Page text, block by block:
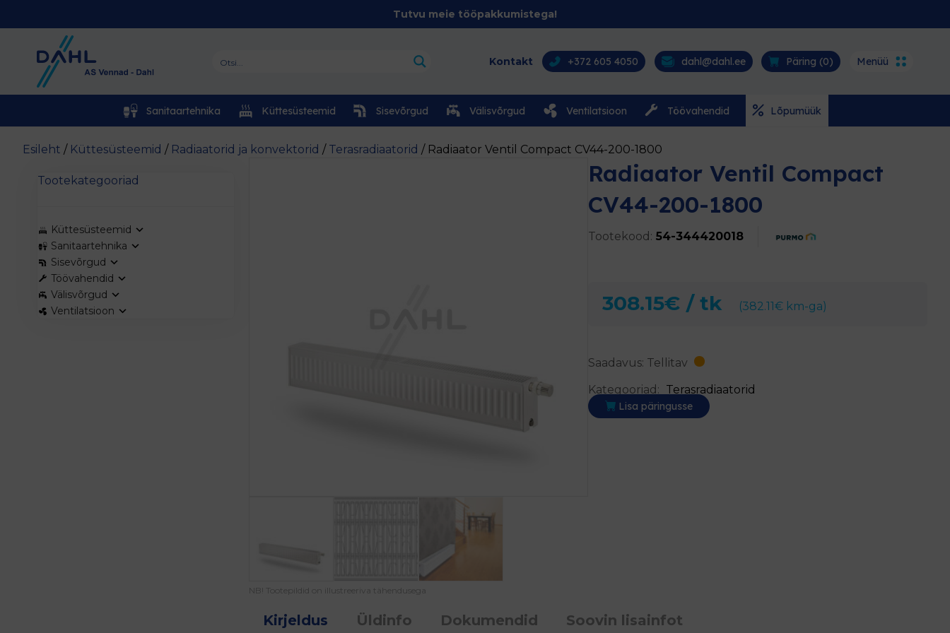
Tutvu meie tööpakkumistega!
Kontakt +372 605 4050 dahl@dahl.ee Päring (0) Menüü
Sanitaartehnika Küttesüsteemid Sisevõrgud Välisvõrgud Ventilatsioon Töövahendid Lõpumüük
Esileht / Küttesüsteemid / Radiaatorid ja konvektorid / Terasradiaatorid / Radiaator Ventil Compact CV44-200-1800
Tootekategooriad
Küttesüsteemid
Sanitaartehnika
Sisevõrgud
Töövahendid
Välisvõrgud
Ventilatsioon
NB! Tootepildid on illustreeriva tähendusega
Radiaator Ventil Compact
CV44-200-1800
Tootekood: 54-344420018
308.15€ / tk (382.11€ km-ga)
Saadavus: Tellitav
Kategooriad: Terasradiaatorid
Lisa päringusse
Kirjeldus Üldinfo Dokumendid Soovin lisainfot